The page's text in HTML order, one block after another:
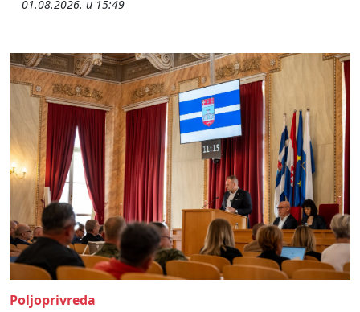
01.08.2026. u 15:49
Poljoprivreda